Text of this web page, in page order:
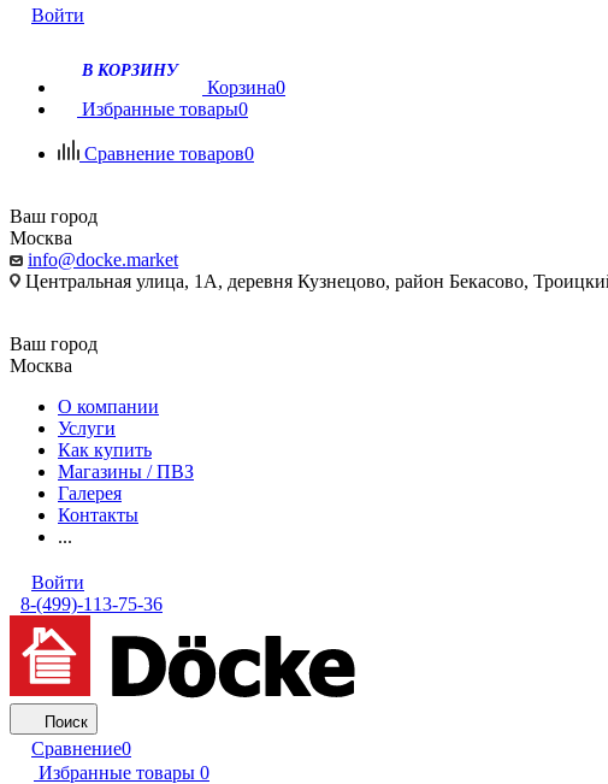
Войти
В КОРЗИНУ
Корзина0
Избранные товары0
Сравнение товаров0
Ваш город
Москва
info@docke.market
Центральная улица, 1А, деревня Кузнецово, район Бекасово,
Ваш город
Москва
О компании
Услуги
Как купить
Магазины / ПВЗ
Галерея
Контакты
...
Войти
8-(499)-113-75-36
Поиск
Сравнение0
Избранные товары 0